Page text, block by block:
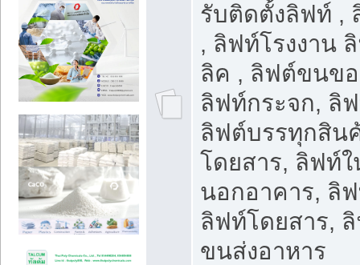
รับติดตั้งลิฟท์ ,
, ลิฟท์โรงงาน
ลิค , ลิฟต์ขนข
ลิฟท์กระจก, ลิ
ลิฟต์บรรทุกสิน
โดยสาร, ลิฟท์
นอกอาคาร, ลิ
ลิฟท์โดยสาร,
ขนส่งอาหาร